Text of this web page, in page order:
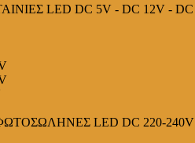
LED DC 5V - DC 12V - DC
LED DC 220-240V